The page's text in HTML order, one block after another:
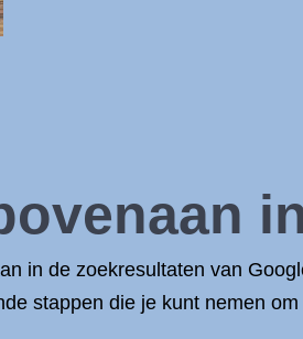
in de zoekresultaten van
stappen die je kunt nemen